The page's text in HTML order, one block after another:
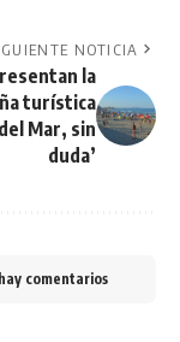
NOTICIA
la
turística
Mar, sin
duda’
comentarios